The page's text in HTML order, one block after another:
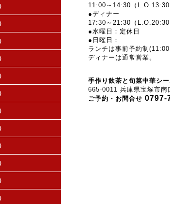
11:00～14:30（L.O.13:30
●ディナー
17:30～21:30 （
●水曜日：定休日
● 日曜日：
ランチは事前予約制(
ディナーは通常営業。
手作り飲茶と旬菜中華シ
665-0011 兵庫県宝塚市南
ご予約・お問合せ 0797-